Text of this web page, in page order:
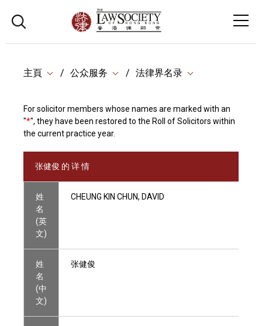
主頁 公众服务 法律界名录
For solicitor members whose names are marked with an
"*", they have been restored to the Roll of Solicitors within
the current practice year.
张健俊 的 详 情
姓
名
(英
文)
CHEUNG KIN CHUN, DAVID
姓
名
(中
文)
张健俊